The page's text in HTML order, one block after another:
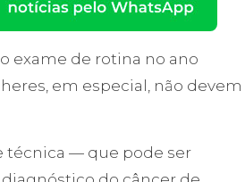
exame de rotina no ano
em especial, não devem
técnica — que pode ser